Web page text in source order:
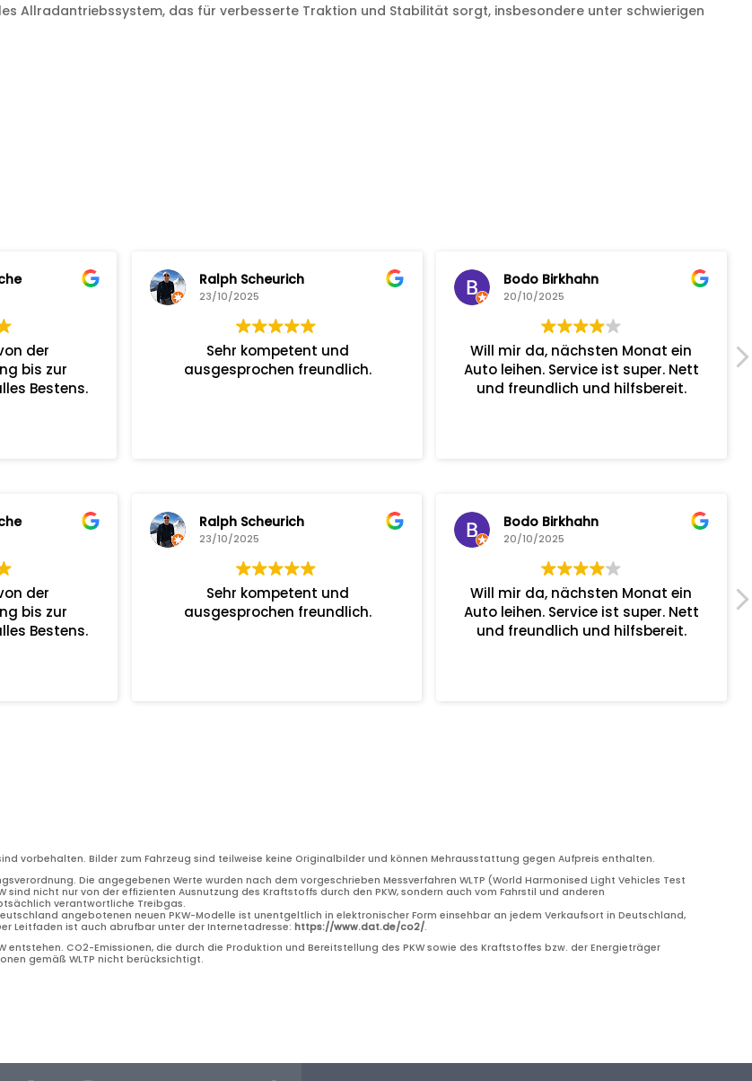
Allradantriebssystem, das für verbesserte Traktion und Stabilität sorgt, insbesondere unter schwierigen
der
bis zur
Bestens.
Ralph Scheurich
23/10/2025
Sehr kompetent und
ausgesprochen freundlich.
Bodo Birkhahn
20/10/2025
Will mir da, nächsten Monat ein
Auto leihen. Service ist super. Nett
und freundlich und hilfsbereit.
der
bis zur
Bestens.
Ralph Scheurich
23/10/2025
Sehr kompetent und
ausgesprochen freundlich.
Bodo Birkhahn
20/10/2025
Will mir da, nächsten Monat ein
Auto leihen. Service ist super. Nett
und freundlich und hilfsbereit.
vorbehalten. Bilder zum Fahrzeug sind teilweise keine Originalbilder und können Mehrausstattung gegen Aufpreis enthalten.
Die angegebenen Werte wurden nach dem vorgeschrieben Messverfahren WLTP (World Harmonised Light Vehicles Test
nicht nur von der effizienten Ausnutzung des Kraftstoffs durch den PKW, sondern auch vom Fahrstil und anderen
verantwortliche Treibgas.
angebotenen neuen PKW-Modelle ist unentgeltlich in elektronischer Form einsehbar an jedem Verkaufsort in Deutschland,
Leitfaden ist auch abrufbar unter der Internetadresse:https://www.dat.de/co2/.
entstehen. CO2-Emissionen, die durch die Produktion und Bereitstellung des PKW sowie des Kraftstoffes bzw. der Energieträger
gemäß WLTP nicht berücksichtigt.